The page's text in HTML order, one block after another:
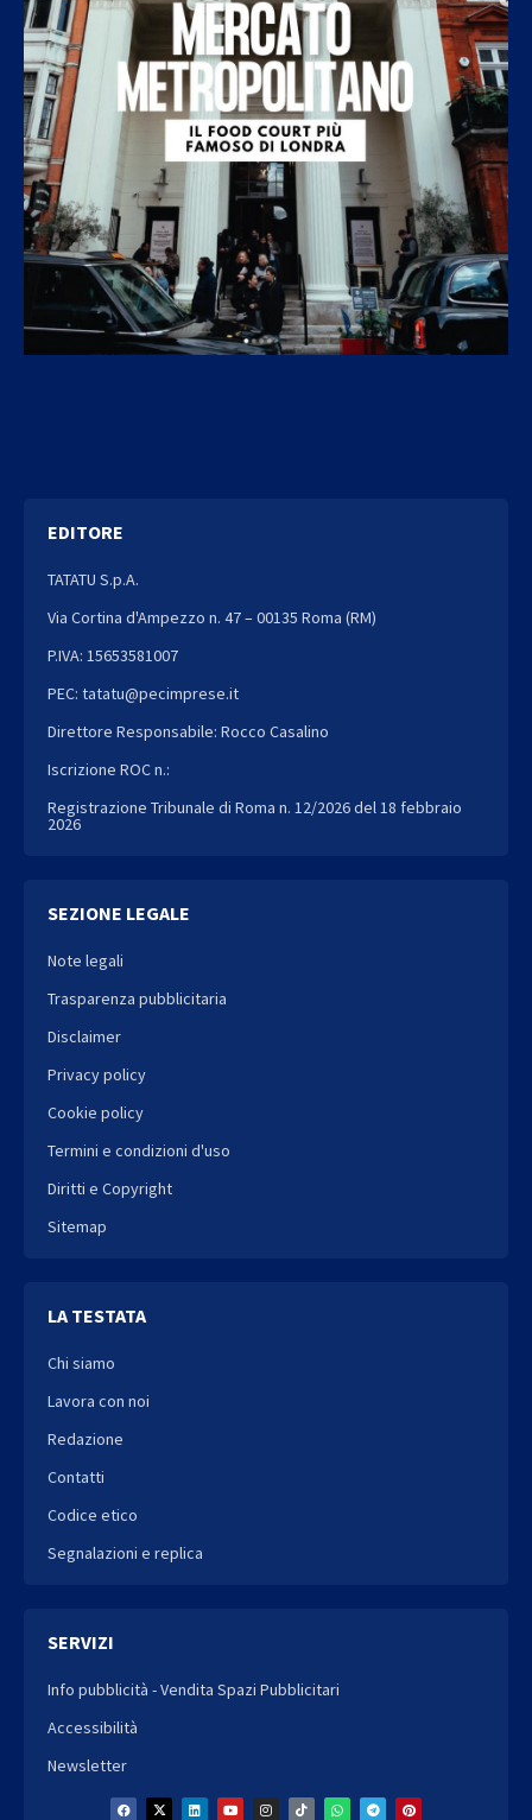
EDITORE
TATATU S.p.A.
Via Cortina d'Ampezzo n. 47 – 00135 Roma (RM)
P.IVA: 15653581007
PEC: tatatu@pecimprese.it
Direttore Responsabile: Rocco Casalino
Iscrizione ROC n.:
Registrazione Tribunale di Roma n. 12/2026 del 18 febbraio
2026
SEZIONE LEGALE
Note legali
Trasparenza pubblicitaria
Disclaimer
Privacy policy
Cookie policy
Termini e condizioni d'uso
Diritti e Copyright
Sitemap
LA TESTATA
Chi siamo
Lavora con noi
Redazione
Contatti
Codice etico
Segnalazioni e replica
SERVIZI
Info pubblicità - Vendita Spazi Pubblicitari
Accessibilità
Newsletter